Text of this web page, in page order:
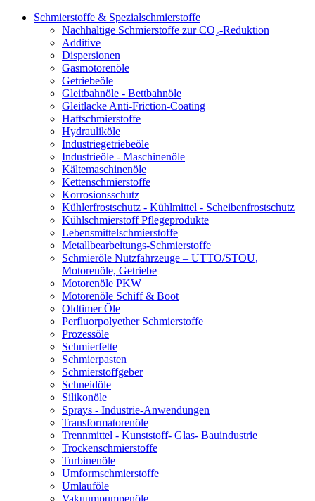
Schmierstoffe & Spezialschmierstoffe
Nachhaltige Schmierstoffe zur CO₂-Reduktion
Additive
Dispersionen
Gasmotorenöle
Getriebeöle
Gleitbahnöle - Bettbahnöle
Gleitlacke Anti-Friction-Coating
Haftschmierstoffe
Hydrauliköle
Industriegetriebeöle
Industrieöle - Maschinenöle
Kältemaschinenöle
Kettenschmierstoffe
Korrosionsschutz
Kühlerfrostschutz - Kühlmittel - Scheibenfrostschutz
Kühlschmierstoff Pflegeprodukte
Lebensmittelschmierstoffe
Metallbearbeitungs-Schmierstoffe
Schmieröle Nutzfahrzeuge – UTTO/STOU,
Motorenöle, Getriebe
Motorenöle PKW
Motorenöle Schiff & Boot
Oldtimer Öle
Perfluorpolyether Schmierstoffe
Prozessöle
Schmierfette
Schmierpasten
Schmierstoffgeber
Schneidöle
Silikonöle
Sprays - Industrie-Anwendungen
Transformatorenöle
Trennmittel - Kunststoff- Glas- Bauindustrie
Trockenschmierstoffe
Turbinenöle
Umformschmierstoffe
Umlauföle
Vakuumpumpenöle